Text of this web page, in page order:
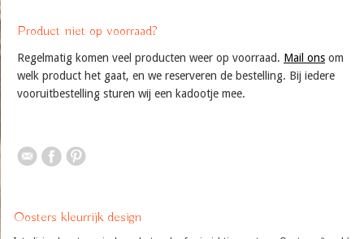
Product niet op voorraad?
Regelmatig komen veel producten weer op voorraad. Mail ons om
welk product het gaat, en we reserveren de bestelling. Bij iedere
vooruitbestelling sturen wij een kadootje mee.
Oosters kleurrijk design